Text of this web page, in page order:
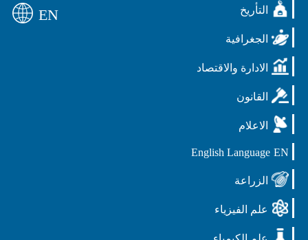
التأريخ
الجغرافية
الادارة والاقتصاد
القانون
الاعلام
EN
English Language
الزراعة
علم الفيزياء
EN